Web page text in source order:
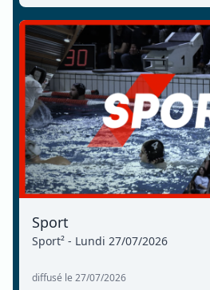
Sport
Sport² - Lundi 27/07/2026
diffusé le 27/07/2026